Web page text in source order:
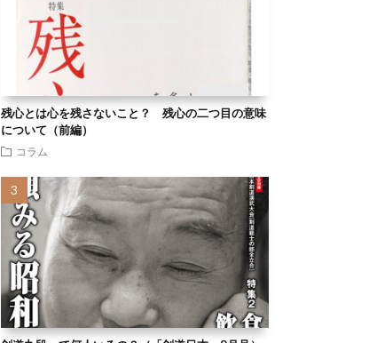
残心とは心を残さないこと？ 残心の二つ目の意味
について（前編）
コラム